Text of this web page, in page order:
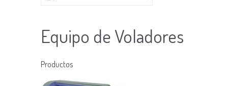
Equipo de Voladores
Productos